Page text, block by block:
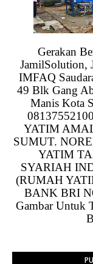
Gerakan
JamilSolution,
IMFAQ
49 Blk Gang
Manis Kota
YATIM
SUMUT.
YATIM
SYARIAH
(RUMAH
BANK BRI
Gambar Untuk